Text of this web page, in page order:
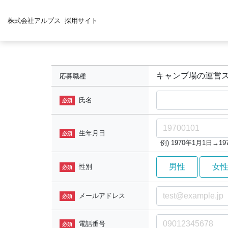
株式会社アルプス 採用サイト
応募職種 キャンプ場の運営
必須 氏名
必須
生年月日
例) 1970年1月1日
必須 性別 男性 女性
必須 メールアドレス
必須 電話番号